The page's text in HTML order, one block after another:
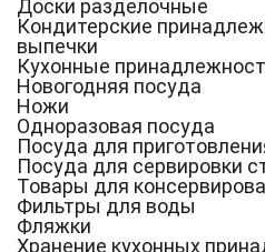
Доски разделочные
Кондитерские
выпечки
Кухонные
Новогодняя посуда
Ножи
Одноразовая посуда
Посуда для
Посуда для сервировки
Товары для
Фильтры для воды
Фляжки
Хранение кухонных